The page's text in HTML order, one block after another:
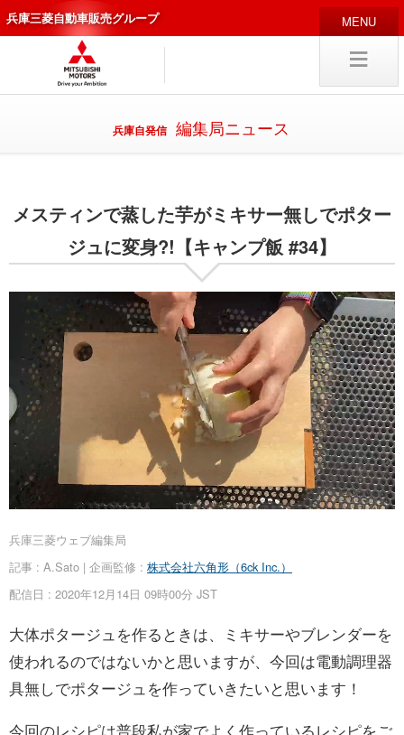
兵庫三菱自動車販売グループ
HOME 販売店
新車 中古・カスタム車
採用情報 キャリア採用
試乗予約 入庫予約
お問い合わせ
兵庫自発信 編集局ニュース
メスティンで蒸した芋がミキサー無しでポター
ジュに変身?!【キャンプ飯 #34】
兵庫三菱ウェブ編集局
記事 : A.Sato | 企画監修 : 株式会社六角形（6ck Inc.）
配信日 : 2020年12月14日 09時00分 JST
大体ポタージュを作るときは、ミキサーやブレンダーを
使われるのではないかと思いますが、今回は電動調理器
具無しでポタージュを作っていきたいと思います！
今回のレシピは普段私が家でよく作っているレシピをご